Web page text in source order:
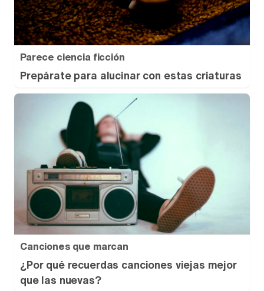
Parece ciencia ficción
Prepárate para alucinar con estas criaturas
Canciones que marcan
¿Por qué recuerdas canciones viejas mejor
que las nuevas?